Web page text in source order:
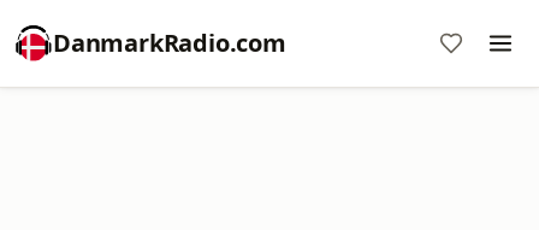
DanmarkRadio.com